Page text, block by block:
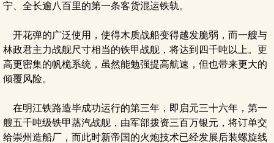
宁、全长逾八百里的第一条客货混运铁轨。
开花弹的广泛使用，使得木质战船变得越发脆弱，而一艘与
林政君主力战舰尺寸相当的铁甲战舰，将达到四千吨以上。更
高更密集的帆桅系统，虽然能勉强提高航速，但也带来更大的
倾覆风险。
在明江铁路造毕成功运行的第三年，即启元三十六年，第一
艘五千吨级铁甲蒸汽战舰，由军部拨资三百万银元，将订单交
给崇州造船厂，而此时新帝国的火炮技术已经发展后装螺旋线